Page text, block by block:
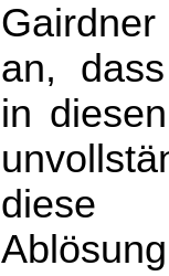
an,
in
diese